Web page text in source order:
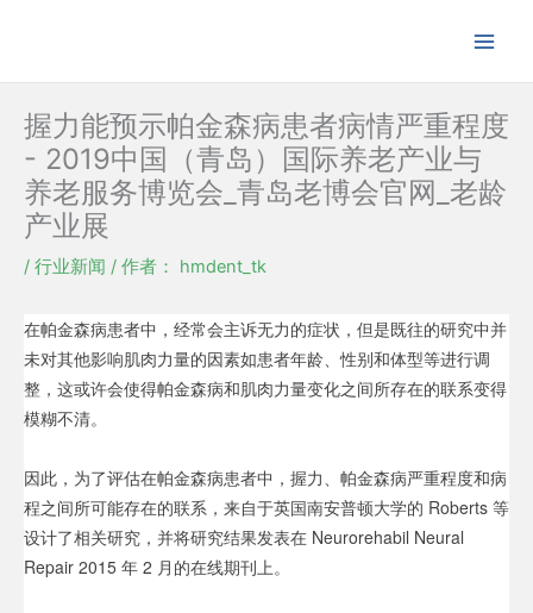
内
握力能预示帕金森病患者病情严重程度
- 2019中国（青岛）国际养老产业与
养老服务博览会_青岛老博会官网_老龄
产业展
/ 行业新闻 / 作者： hmdent_tk
在帕金森病患者中，经常会主诉无力的症状，但是既往的研究中并
未对其他影响肌肉力量的因素如患者年龄、性别和体型等进行调
整，这或许会使得帕金森病和肌肉力量变化之间所存在的联系变得
模糊不清。
因此，为了评估在帕金森病患者中，握力、帕金森病严重程度和病
程之间所可能存在的联系，来自于英国南安普顿大学的 Roberts 等
设计了相关研究，并将研究结果发表在 Neurorehabil Neural
Repair 2015 年 2 月的在线期刊上。